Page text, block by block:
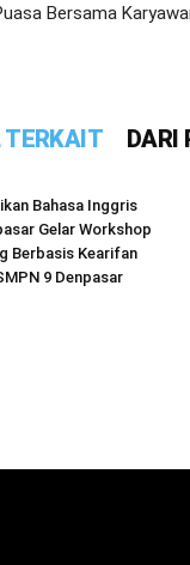
Bersama
TERKAIT DARI
Bahasa Inggris
Gelar Workshop
Berbasis Kearifan
9 Denpasar